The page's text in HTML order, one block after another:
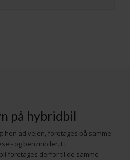
på hybridbil
hen ad vejen, foretages på samme
og benzinbiler. Et
foretages derfor til de samme